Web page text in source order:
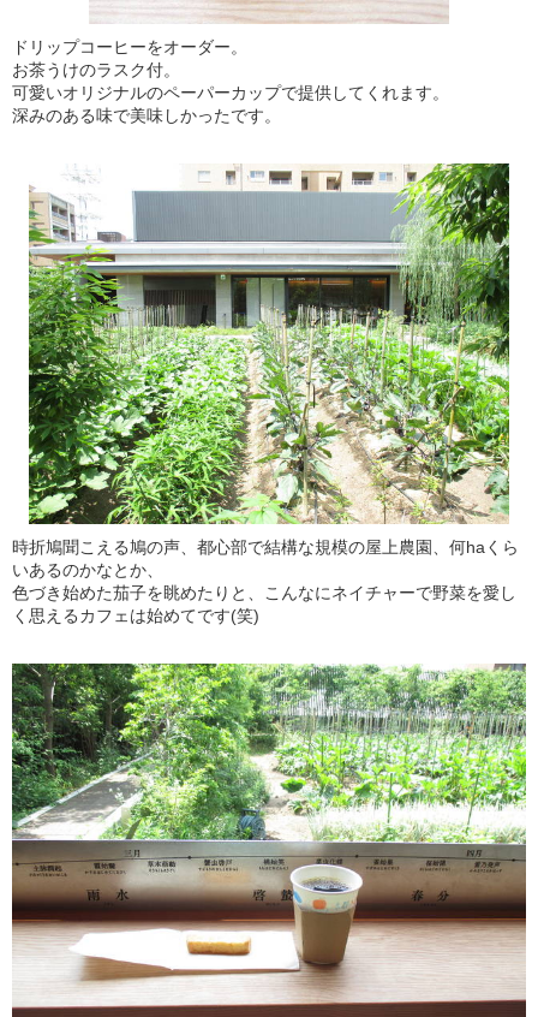
ドリップコーヒーをオーダー。
お茶うけのラスク付。
可愛いオリジナルのペーパーカップで提供してくれます。
深みのある味で美味しかったです。
時折鳩聞こえる鳩の声、都心部で結構な規模の屋上農園、何haくら
いあるのかなとか、
色づき始めた茄子を眺めたりと、こんなにネイチャーで野菜を愛し
く思えるカフェは始めてです(笑)